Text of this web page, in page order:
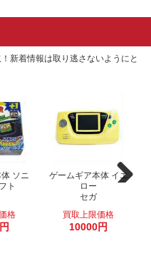
新着情報は取り逃さないようにと
ソニ
ト
格
ゲームギア本体 イエ
ロー
セガ
買取上限価格
10000円
スモ
ゲームギア本体 ブル
ー
セガ
13000円
ソニッ
ト